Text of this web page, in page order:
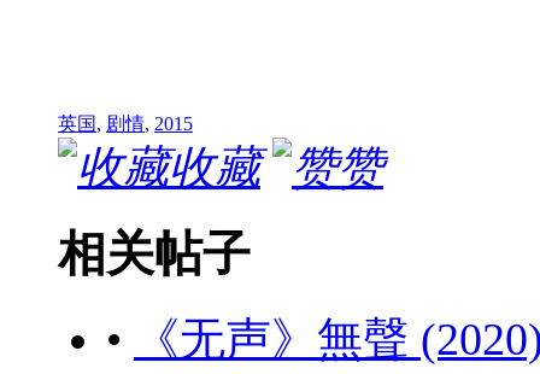
英国, 剧情, 2015
收藏 赞
相关帖子
•
《无声》無聲